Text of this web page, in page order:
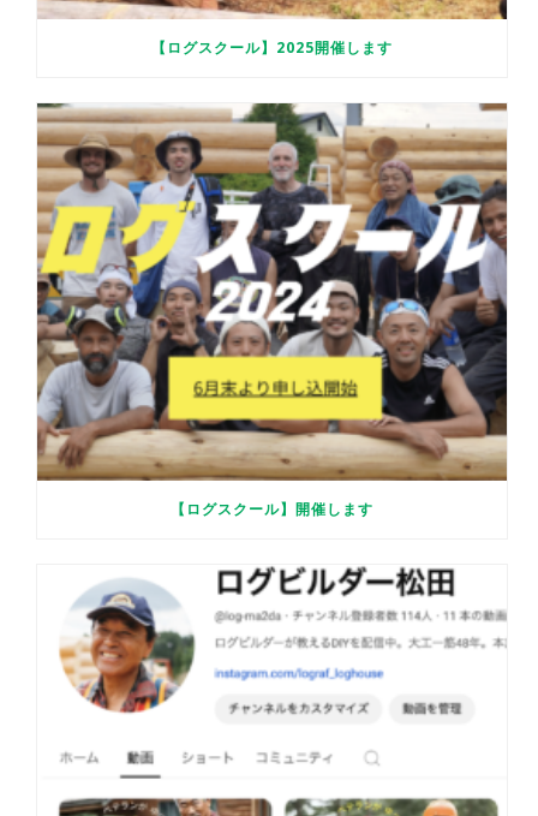
【ログスクール】2025開催します
【ログスクール】開催します